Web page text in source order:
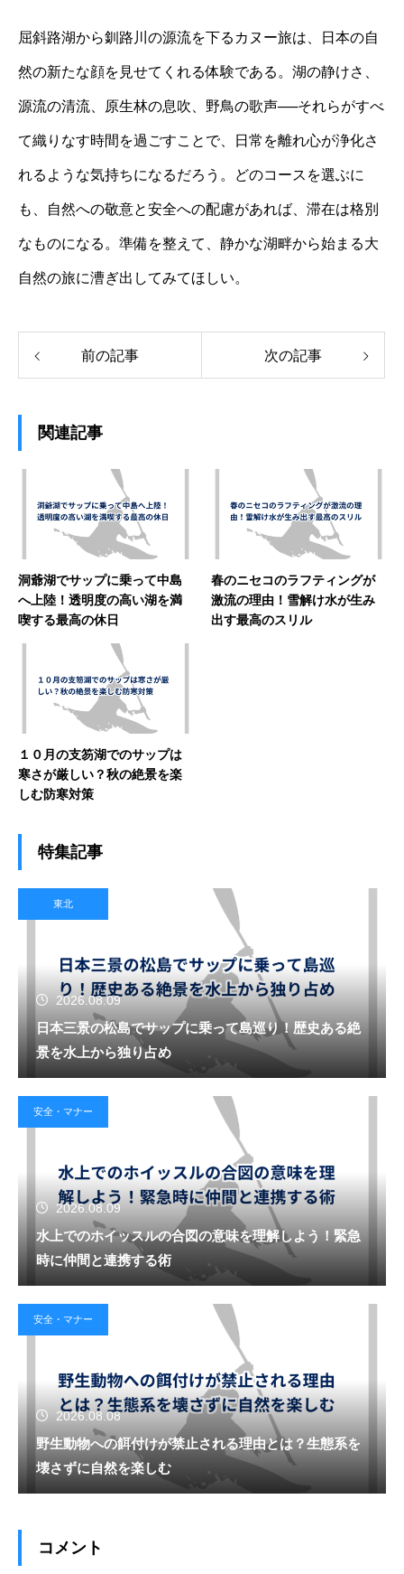
屈斜路湖から釧路川の源流を下るカヌー旅は、日本の自
然の新たな顔を見せてくれる体験である。湖の静けさ、
源流の清流、原生林の息吹、野鳥の歌声──それらがすべ
て織りなす時間を過ごすことで、日常を離れ心が浄化さ
れるような気持ちになるだろう。どのコースを選ぶに
も、自然への敬意と安全への配慮があれば、滞在は格別
なものになる。準備を整えて、静かな湖畔から始まる大
自然の旅に漕ぎ出してみてほしい。
前の記事 次の記事
関連記事
洞爺湖でサップに乗って中島
へ上陸！透明度の高い湖を満
喫する最高の休日
春のニセコのラフティングが
激流の理由！雪解け水が生み
出す最高のスリル
１０月の支笏湖でのサップは
寒さが厳しい？秋の絶景を楽
しむ防寒対策
特集記事
東北
2026.08.09
日本三景の松島でサップに乗って島巡り！歴史ある絶
景を水上から独り占め
安全・マナー
2026.08.09
水上でのホイッスルの合図の意味を理解しよう！緊急
時に仲間と連携する術
安全・マナー
2026.08.08
野生動物への餌付けが禁止される理由とは？生態系を
壊さずに自然を楽しむ
コメント